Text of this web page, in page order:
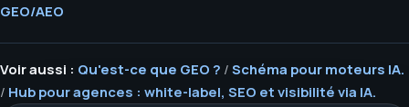
GEO/AEO
Voir aussi : Qu'est-ce que GEO ? / Schéma pour moteurs IA.
/ Hub pour agences : white-label, SEO et visibilité via IA.